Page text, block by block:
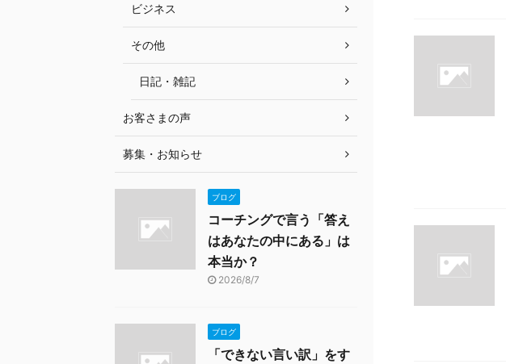
ビジネス
その他
日記・雑記
お客さまの声
募集・お知らせ
ブログ
コーチングで言う「答え
はあなたの中にある」は
本当か？
2026/8/7
ブログ
「できない言い訳」をす